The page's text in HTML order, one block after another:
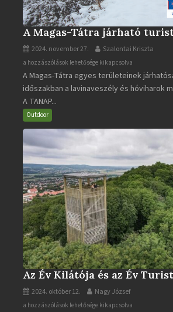
A Magas-Tátra járható
2024. november 27. Szalontai Kriszta
A
Magas-
Tátra
járható
turistaútjai
a hozzászólások lehetősége kikapcsolva
A Magas-Tátra egyes területeinek
időszakban a lavinaveszély és hóviharok
A TANAP...
Outdoor
Az Év Kilátója és az Év
2024. október 12. Nagy József
Az
a hozzászólások lehetősége kikapcsolva